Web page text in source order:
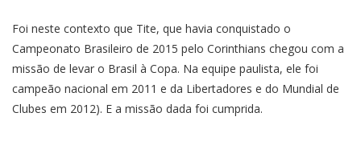
Foi neste contexto que Tite, que havia conquistado o
Campeonato Brasileiro de 2015 pelo Corinthians chegou com a
missão de levar o Brasil à Copa. Na equipe paulista, ele foi
campeão nacional em 2011 e da Libertadores e do Mundial de
Clubes em 2012). E a missão dada foi cumprida.